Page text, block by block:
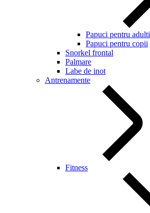
Papuci pentru adulti
Papuci pentru copii
Snorkel frontal
Palmare
Labe de inot
Antrenamente
Fitness